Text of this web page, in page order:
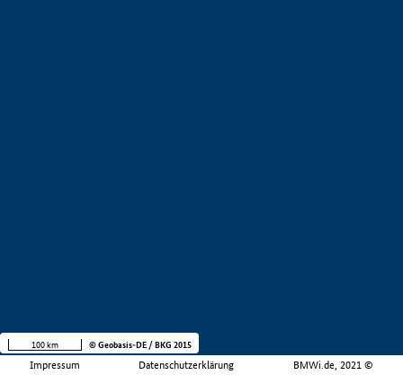
Impressum Datenschutzerklärung BMWi.de, 2021 ©
100 km © Geobasis-DE / BKG 2015